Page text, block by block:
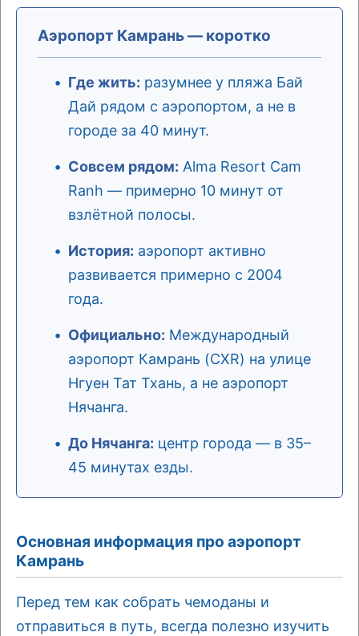
Аэропорт Камрань — коротко
Где жить: разумнее у пляжа Бай
Дай рядом с аэропортом, а не в
городе за 40 минут.
Совсем рядом: Alma Resort Cam
Ranh — примерно 10 минут от
взлётной полосы.
История: аэропорт активно
развивается примерно с 2004
года.
Официально: Международный
аэропорт Камрань (CXR) на улице
Нгуен Тат Тхань, а не аэропорт
Нячанга.
До Нячанга: центр города — в 35–
45 минутах езды.
Основная информация про аэропорт
Камрань
Перед тем как собрать чемоданы и
отправиться в путь, всегда полезно изучить